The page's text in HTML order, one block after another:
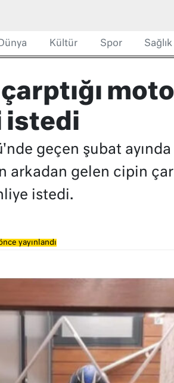
Dünya Kültür Spor Sağlık
istedi
geçen şubat
gelen cipin
istedi.
yayınlandı